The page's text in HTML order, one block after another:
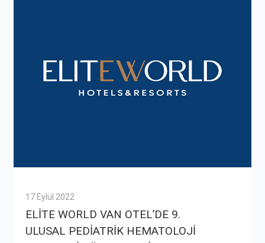
17 Eylül 2022
ELİTE WORLD VAN OTEL’DE 9.
ULUSAL PEDİATRİK HEMATOLOJİ